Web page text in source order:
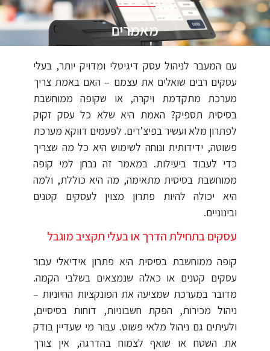
מאמרים
עם המעבר לניהול עסק דיגיטלי ומדויק יותר, בעלי
עסקים רבים שואלים את עצמם – האם באמת צריך
מערכת מתקדמת ויקרה, או שקופה ממוחשבת
בסיסית תספיק? האמת היא שלא כל עסק זקוק
לפתרון מלא ועשיר בפיצ’רים. לפעמים דווקא מערכת
פשוטה, ידידותית ונוחה לשימוש היא כל מה שצריך
כדי לעבוד ביעילות. במאמר זה נבחן למי קופה
ממוחשבת בסיסית מתאימה, מה היא כוללת, ולמה
היא יכולה להיות פתרון מצוין לעסקים קטנים
ובינוניים.
עסקים בתחילת הדרך או בעלי תקציב מוגבל
קופה ממוחשבת בסיסית היא פתרון אידיאלי עבור
עסקים קטנים או כאלה שנמצאים בשלבי הקמה.
מדובר במערכת שמציעה את הפונקציות החיוניות –
ניהול מכירות, הפקת חשבוניות, דוחות בסיסיים,
ולעיתים גם ניהול מלאי פשוט. עבור מי שעדיין בודק
את השטח או שואף לצמוח בהדרגה, אין צורך